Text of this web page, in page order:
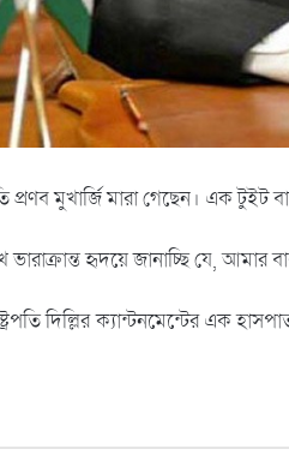
প্রণব মুখার্জি মারা গেছেন। এক টুইট
হৃদয়ে জানাচ্ছি যে, আমার
দিল্লির ক্যান্টনমেন্টের এক